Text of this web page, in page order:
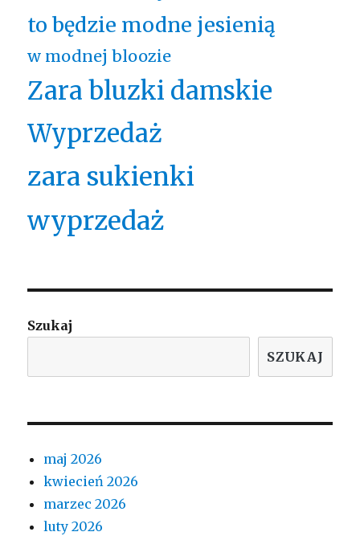
to będzie modne jesienią
w modnej bloozie
Zara bluzki damskie
Wyprzedaż
zara sukienki
wyprzedaż
Szukaj
SZUKAJ
maj 2026
kwiecień 2026
marzec 2026
luty 2026